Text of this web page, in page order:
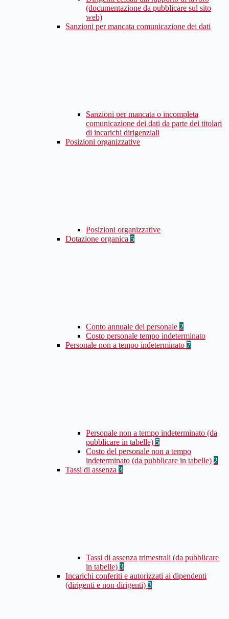
(documentazione da pubblicare sul sito
web)
Sanzioni per mancata comunicazione dei dati
Sanzioni per mancata o incompleta
comunicazione dei dati da parte dei titolari
di incarichi dirigenziali
Posizioni organizzative
Posizioni organizzative
Dotazione organica 5
Conto annuale del personale 2
Costo personale tempo indeterminato
Personale non a tempo indeterminato 7
Personale non a tempo indeterminato (da
pubblicare in tabelle) 5
Costo del personale non a tempo
indeterminato (da pubblicare in tabelle) 2
Tassi di assenza 3
Tassi di assenza trimestrali (da pubblicare
in tabelle) 3
Incarichi conferiti e autorizzati ai dipendenti
(dirigenti e non dirigenti) 3